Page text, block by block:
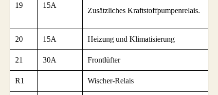
19 15A
Zusätzliches Kraftstoffpumpenrelais.
20 15A Heizung und Klimatisierung
21 30A Frontlüfter
R1 Wischer-Relais